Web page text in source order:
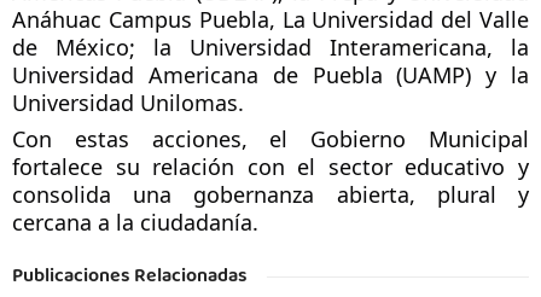
Anáhuac Campus Puebla, La Universidad del Valle
de México; la Universidad Interamericana, la
Universidad Americana de Puebla (UAMP) y la
Universidad Unilomas.
Con estas acciones, el Gobierno Municipal
fortalece su relación con el sector educativo y
consolida una gobernanza abierta, plural y
cercana a la ciudadanía.
Publicaciones Relacionadas